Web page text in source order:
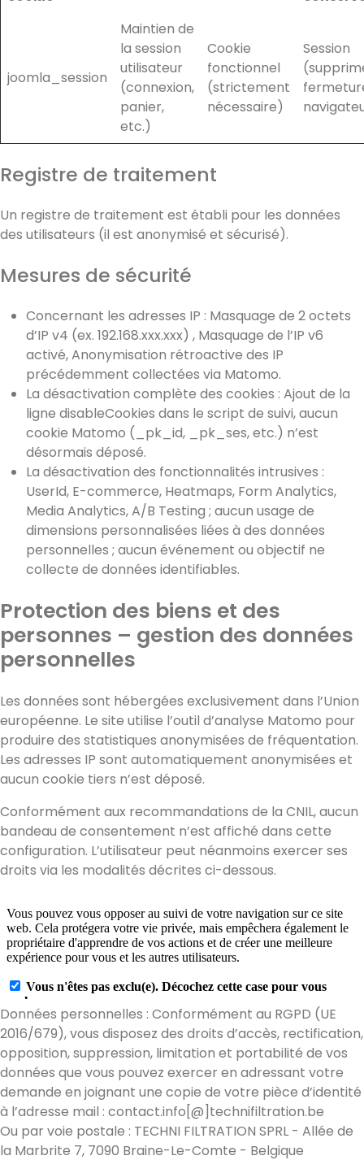
joomla_session
Maintien de
la session
utilisateur
(connexion,
panier,
etc.)
Cookie
fonctionnel
(strictement
nécessaire)
Session
Registre de traitement
Un registre de traitement est établi pour les données
des utilisateurs (il est anonymisé et sécurisé).
Mesures de sécurité
Concernant les adresses IP : Masquage de 2 octets
d’IP v4 (ex. 192.168.xxx.xxx) , Masquage de l’IP v6
activé, Anonymisation rétroactive des IP
précédemment collectées via Matomo.
La désactivation complète des cookies : Ajout de la
ligne disableCookies dans le script de suivi, aucun
cookie Matomo (_pk_id, _pk_ses, etc.) n’est
désormais déposé.
La désactivation des fonctionnalités intrusives :
UserId, E-commerce, Heatmaps, Form Analytics,
Media Analytics, A/B Testing ; aucun usage de
dimensions personnalisées liées à des données
personnelles ; aucun événement ou objectif ne
collecte de données identifiables.
Protection des biens et des
personnes – gestion des données
personnelles
Les données sont hébergées exclusivement dans l’Union
européenne. Le site utilise l’outil d’analyse Matomo pour
produire des statistiques anonymisées de fréquentation.
Les adresses IP sont automatiquement anonymisées et
aucun cookie tiers n’est déposé.
Conformément aux recommandations de la CNIL, aucun
bandeau de consentement n’est affiché dans cette
configuration. L’utilisateur peut néanmoins exercer ses
droits via les modalités décrites ci-dessous.
Données personnelles : Conformément au RGPD (UE
2016/679), vous disposez des droits d’accès, rectification,
opposition, suppression, limitation et portabilité de vos
données que vous pouvez exercer en adressant votre
demande en joignant une copie de votre pièce d’identité
à l’adresse mail : contact.info[@]technifiltration.be
Ou par voie postale : TECHNI FILTRATION SPRL - Allée de
la Marbrite 7, 7090 Braine-Le-Comte - Belgique